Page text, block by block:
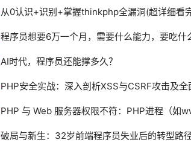
从0认识+识别+掌握thinkphp全漏洞(超详细看
程序员想要6万一个月，需要什么能力，要吃什
AI时代，程序员还能撑多久？
PHP安全实战：深入剖析XSS与CSRF攻击及全
PHP 与 Web 服务器权限不符：PHP进程（如
破局与新生：32岁前端程序员失业后的转型路